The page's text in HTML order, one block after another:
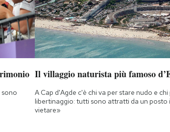
sono
Il villaggio naturista più famoso
A Cap d'Agde c'è chi va per stare nudo e chi
libertinaggio: tutti sono attratti da un posto
vietare»